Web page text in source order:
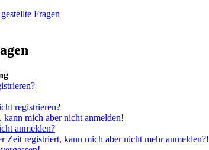
Fragen
registrieren?
kann mich aber nicht anmelden!
anmelden?
Zeit registriert, kann mich aber nicht mehr anmelden?!